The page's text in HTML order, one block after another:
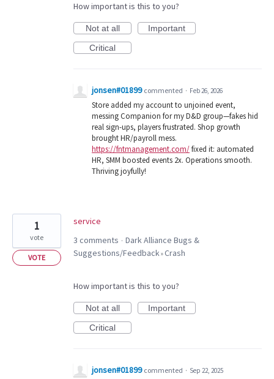
How important is this to you?
Not at all
Important
Critical
jonsen#01899 commented · Feb 26, 2026
Store added my account to unjoined event,
messing Companion for my D&D group—fakes hid
real sign-ups, players frustrated. Shop growth
brought HR/payroll mess.
https://fntmanagement.com/fixed it: automated
HR, SMM boosted events 2x. Operations smooth.
Thriving joyfully!
service
1
vote
VOTE
3 comments · Dark Alliance Bugs &
Suggestions/Feedback»Crash
How important is this to you?
Not at all
Important
Critical
jonsen#01899 commented · Sep 22, 2025